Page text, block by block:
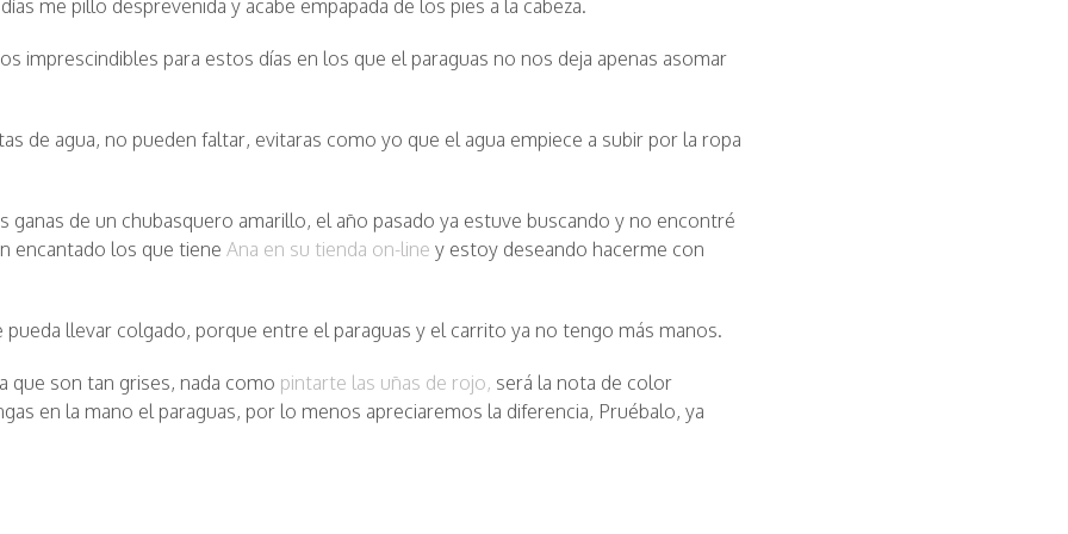
me pillo desprevenida y acabe empapada de los pies a la cabeza.
imprescindibles para estos días en los que el paraguas no nos deja apenas asomar
de agua, no pueden faltar, evitaras como yo que el agua empiece a subir por la ropa
ganas de un chubasquero amarillo, el año pasado ya estuve buscando y no encontré
encantado los que tiene Ana en su tienda on-line y estoy deseando hacerme con
llevar colgado, porque entre el paraguas y el carrito ya no tengo más manos.
que son tan grises, nada como pintarte las uñas de rojo, será la nota de color
en la mano el paraguas, por lo menos apreciaremos la diferencia, Pruébalo, ya